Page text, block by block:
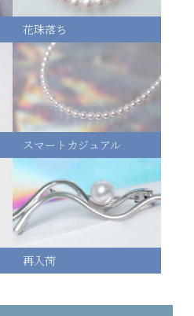
花珠落ち
スマートカジュアル
再入荷